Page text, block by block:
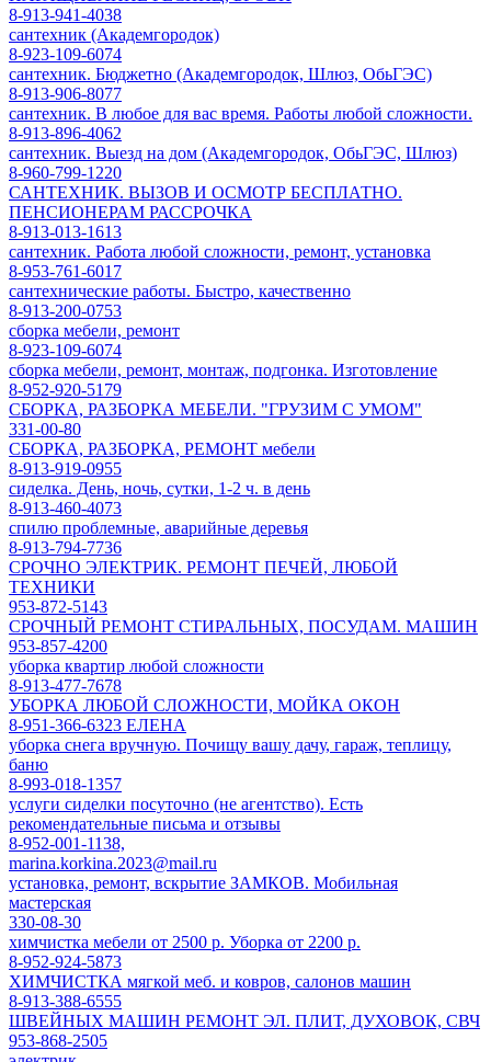
8-913-941-4038
сантехник (Академгородок)
8-923-109-6074
сантехник. Бюджетно (Академгородок, Шлюз, ОбьГЭС)
8-913-906-8077
сантехник. В любое для вас время. Работы любой сложности.
8-913-896-4062
сантехник. Выезд на дом (Академгородок, ОбьГЭС, Шлюз)
8-960-799-1220
САНТЕХНИК. ВЫЗОВ И ОСМОТР БЕСПЛАТНО.
ПЕНСИОНЕРАМ РАССРОЧКА
8-913-013-1613
сантехник. Работа любой сложности, ремонт, установка
8-953-761-6017
сантехнические работы. Быстро, качественно
8-913-200-0753
сборка мебели, ремонт
8-923-109-6074
сборка мебели, ремонт, монтаж, подгонка. Изготовление
8-952-920-5179
СБОРКА, РАЗБОРКА МЕБЕЛИ. "ГРУЗИМ С УМОМ"
331-00-80
СБОРКА, РАЗБОРКА, РЕМОНТ мебели
8-913-919-0955
сиделка. День, ночь, сутки, 1-2 ч. в день
8-913-460-4073
спилю проблемные, аварийные деревья
8-913-794-7736
СРОЧНО ЭЛЕКТРИК. РЕМОНТ ПЕЧЕЙ, ЛЮБОЙ
ТЕХНИКИ
953-872-5143
СРОЧНЫЙ РЕМОНТ СТИРАЛЬНЫХ, ПОСУДАМ. МАШИН
953-857-4200
уборка квартир любой сложности
8-913-477-7678
УБОРКА ЛЮБОЙ СЛОЖНОСТИ, МОЙКА ОКОН
8-951-366-6323 ЕЛЕНА
уборка снега вручную. Почищу вашу дачу, гараж, теплицу,
баню
8-993-018-1357
услуги сиделки посуточно (не агентство). Есть
рекомендательные письма и отзывы
8-952-001-1138,
marina.korkina.2023@mail.ru
установка, ремонт, вскрытие ЗАМКОВ. Мобильная
мастерская
330-08-30
химчистка мебели от 2500 р. Уборка от 2200 р.
8-952-924-5873
ХИМЧИСТКА мягкой меб. и ковров, салонов машин
8-913-388-6555
ШВЕЙНЫХ МАШИН РЕМОНТ ЭЛ. ПЛИТ, ДУХОВОК, СВЧ
953-868-2505